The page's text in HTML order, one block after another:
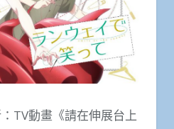
TV動畫《請在伸展台上